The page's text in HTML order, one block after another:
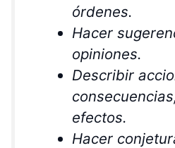
órdenes.
Hacer
opiniones.
Describir
efectos.
Hacer